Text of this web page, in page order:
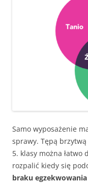
Samo wyposażenie
sprawy. Tępą brzytwą
5. klasy można łatwo
rozpalić kiedy się
braku